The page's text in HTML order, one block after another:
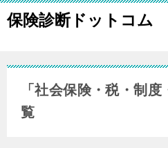
保険診断ドットコム
「社会保険・税・制
覧